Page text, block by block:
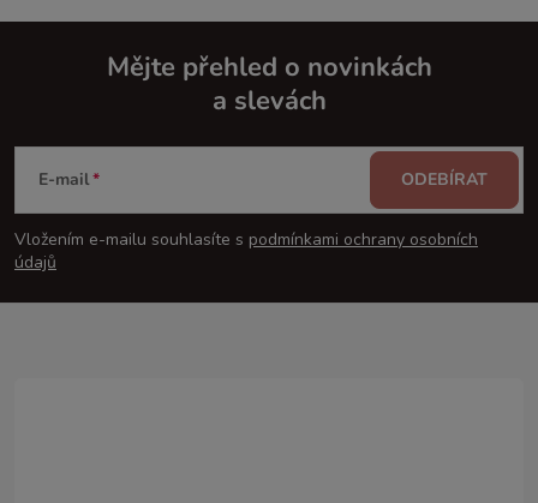
p
a
Mějte přehled o novinkách
a slevách
E-mail
Vložením e-mailu souhlasíte s podmínkami ochrany osobních
údajů
ODEBÍRAT